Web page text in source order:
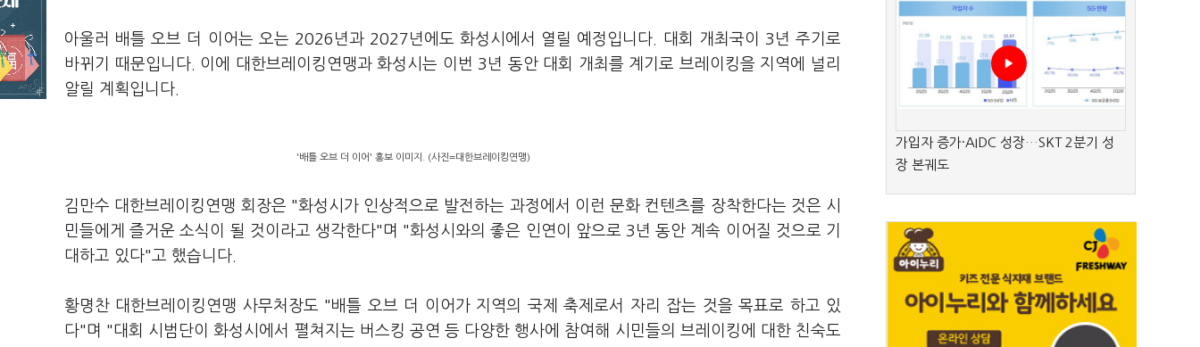
아울러 배틀 오브 더 이어는 오는 2026년과 2027년에도 화성시에서 열릴 예정입니다. 대회 개최국이 3년 주기로
바뀌기 때문입니다. 이에 대한브레이킹연맹과 화성시는 이번 3년 동안 대회 개최를 계기로 브레이킹을 지역에 널리
알릴 계획입니다.
'배틀 오브 더 이어' 홍보 이미지. (사진=대한브레이킹연맹)
김만수 대한브레이킹연맹 회장은 "화성시가 인상적으로 발전하는 과정에서 이런 문화 컨텐츠를 장착한다는 것은 시
민들에게 즐거운 소식이 될 것이라고 생각한다"며 "화성시와의 좋은 인연이 앞으로 3년 동안 계속 이어질 것으로 기
대하고 있다"고 했습니다.
황명찬 대한브레이킹연맹 사무처장도 "배틀 오브 더 이어가 지역의 국제 축제로서 자리 잡는 것을 목표로 하고 있
다"며 "대회 시범단이 화성시에서 펼쳐지는 버스킹 공연 등 다양한 행사에 참여해 시민들의 브레이킹에 대한 친숙도
가입자 증가·AIDC 성장…SKT 2분기 성
장 본궤도